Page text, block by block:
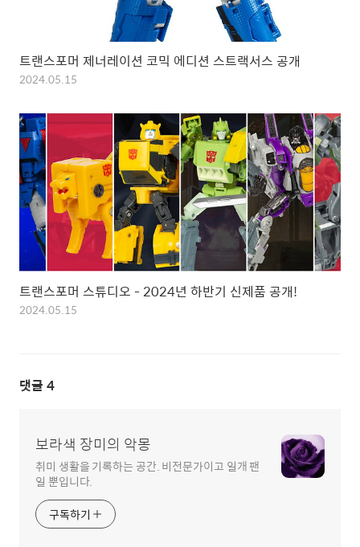
트랜스포머 제너레이션 코믹 에디션 스트랙서스 공개
2024.05.15
트랜스포머 스튜디오 - 2024년 하반기 신제품 공개!
2024.05.15
댓글 4
보라색 장미의 악몽
취미 생활을 기록하는 공간. 비전문가이고 일개 팬
일 뿐입니다.
구독하기